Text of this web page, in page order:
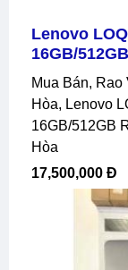
Lenovo
16GB/
Mua Bán, Rao Vặt Laptop Cũ Nha Trang Khánh
Hòa, Lenovo
16GB/512GB
Hòa
17,500,000 Đ